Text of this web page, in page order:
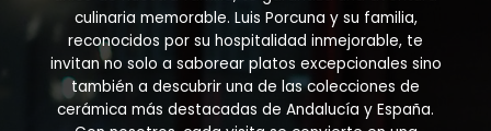
culinaria memorable. Luis Porcuna y su familia,
reconocidos por su hospitalidad inmejorable, te
invitan no solo a saborear platos excepcionales sino
también a descubrir una de las colecciones de
cerámica más destacadas de Andalucía y España.